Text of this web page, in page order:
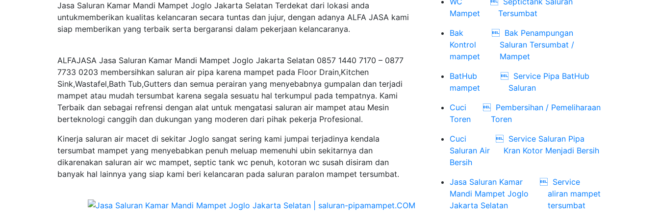
Jasa Saluran Kamar Mandi Mampet Joglo Jakarta Selatan Terdekat dari lokasi anda
untukmemberikan kualitas kelancaran secara tuntas dan jujur, dengan adanya ALFA JASA kami
siap memberikan yang terbaik serta bergaransi dalam pekerjaan kelancaranya.
ALFAJASA Jasa Saluran Kamar Mandi Mampet Joglo Jakarta Selatan 0857 1440 7170 – 0877
7733 0203 membersihkan saluran air pipa karena mampet pada Floor Drain,Kitchen
Sink,Wastafel,Bath Tub,Gutters dan semua perairan yang menyebabnya gumpalan dan terjadi
mampet atau mudah tersumbat karena segala sesuatu hal terkumpul pada tempatnya. Kami
Terbaik dan sebagai refrensi dengan alat untuk mengatasi saluran air mampet atau Mesin
berteknologi canggih dan dukungan yang moderen dari pihak pekerja Profesional.
Kinerja saluran air macet di sekitar Joglo sangat sering kami jumpai terjadinya kendala
tersumbat mampet yang menyebabkan penuh meluap memenuhi ubin sekitarnya dan
dikarenakan saluran air wc mampet, septic tank wc penuh, kotoran wc susah disiram dan
banyak hal lainnya yang siap kami beri kelancaran pada saluran paralon mampet tersumbat.
Mampet
Tersumbat
Bak
Kontrol
mampet
Bak Penampungan
Saluran Tersumbat /
Mampet
BatHub
mampet
Service Pipa BatHub
Saluran
Cuci
Toren
 Pembersihan / Pemeliharaan
Toren
Cuci
Saluran Air
Bersih
 Service Saluran Pipa
Kran Kotor Menjadi Bersih
Jasa Saluran Kamar
Mandi Mampet Joglo
Jakarta Selatan
 Service
aliran mampet
tersumbat